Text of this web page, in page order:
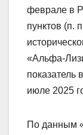
феврале в
пунктов (п.
«Альфа-
июле 2025
По данным